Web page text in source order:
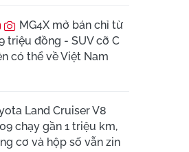
MG4X mở bán chỉ từ
triệu đồng - SUV cỡ C
có thể về Việt Nam
Land Cruiser V8
chạy gần 1 triệu km,
cơ và hộp số vẫn zin